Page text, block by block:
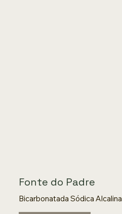
Fonte do Padre
Bicarbonatada Sódica Alcalina